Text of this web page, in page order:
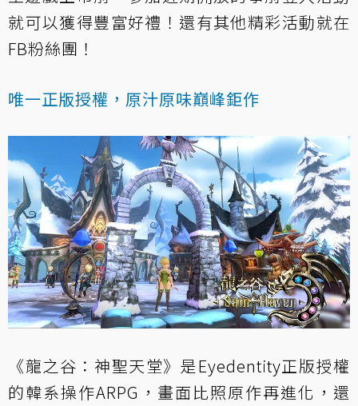
就可以獲得豐富好禮！還有其他精彩活動就在
FB粉絲團！
唯一正版授權，原汁原味巔峰鉅作
《龍之谷：神聖天堂》是Eyedentity正版授權
的韓系操作ARPG，畫面比照原作再進化，還